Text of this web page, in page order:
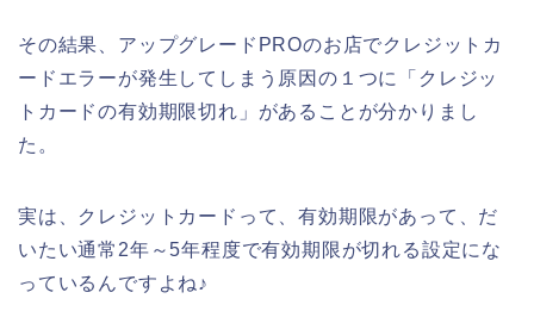
その結果、アップグレードPROのお店でクレジットカ
ードエラーが発生してしまう原因の１つに「クレジッ
トカードの有効期限切れ」があることが分かりまし
た。
実は、クレジットカードって、有効期限があって、だ
いたい通常2年～5年程度で有効期限が切れる設定にな
っているんですよね♪